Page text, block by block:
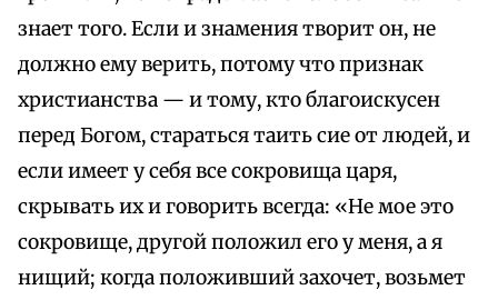
знает того. Если и знамения творит он, не
должно ему верить, потому что признак
христианства — и тому, кто благоискусен
перед Богом, стараться таить сие от людей, и
если имеет у себя все сокровища царя,
скрывать их и говорить всегда: «Не мое это
сокровище, другой положил его у меня, а я
нищий; когда положивший захочет, возьмет